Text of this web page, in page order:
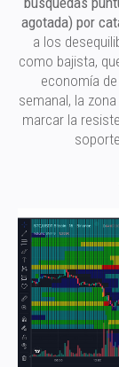
agotada) por
a los
como bajista,
economía
semanal, la
marcar la